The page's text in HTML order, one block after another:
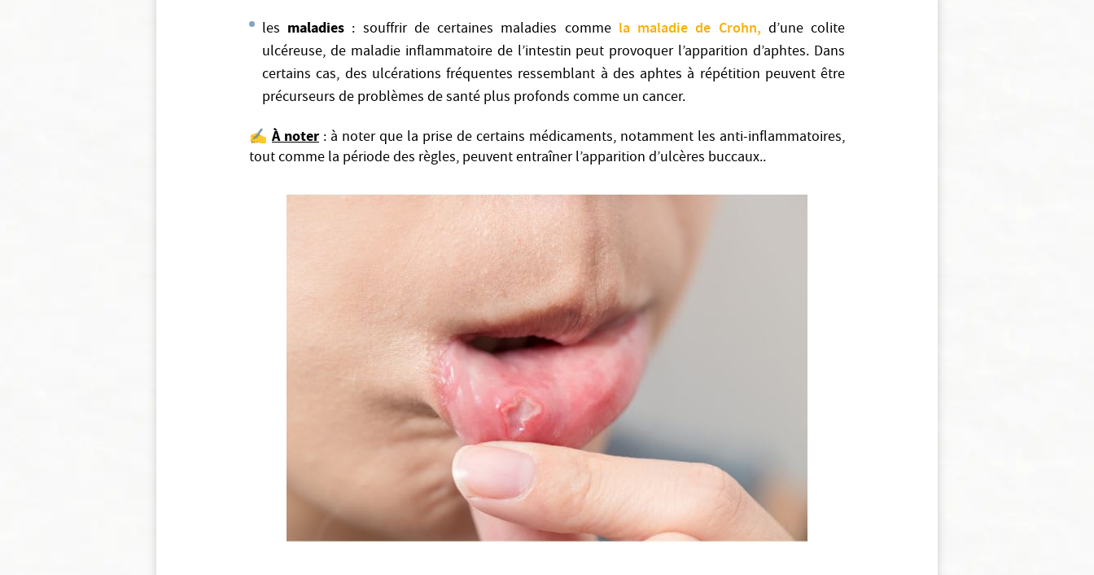
les maladies : souffrir de certaines maladies comme la maladie de Crohn, d’une colite
ulcéreuse, de maladie inflammatoire de l’intestin peut provoquer l’apparition d’aphtes. Dans
certains cas, des ulcérations fréquentes ressemblant à des aphtes à répétition peuvent être
précurseurs de problèmes de santé plus profonds comme un cancer.
✍️ À noter : à noter que la prise de certains médicaments, notamment les anti-inflammatoires,
tout comme la période des règles, peuvent entraîner l’apparition d’ulcères buccaux..